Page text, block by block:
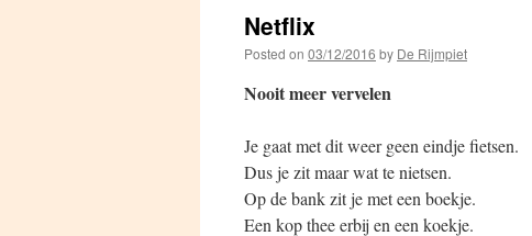
Netflix
Posted on 03/12/2016 by De Rijmpiet
Nooit meer vervelen
Je gaat met dit weer geen eindje fietsen.
Dus je zit maar wat te nietsen.
Op de bank zit je met een boekje.
Een kop thee erbij en een koekje.